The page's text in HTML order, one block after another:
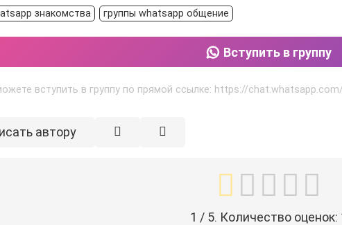
знакомства группы whatsapp общение
Вступить в группу
вступить в группу по прямой ссылке: https://chat.whatsapp.com/
автору
1 / 5. Количество оценок: